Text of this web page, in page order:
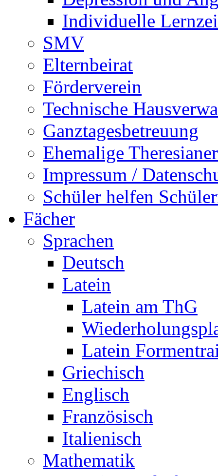
Individuelle
SMV
Elternbeirat
Förderverein
Technische
Ganztagesbetreuung
Ehemalige Theresianer
Impressum /
Schüler helfen
Fächer
Sprachen
Deutsch
Latein
Latein am ThG
Latein
Griechisch
Englisch
Französisch
Italienisch
Mathematik